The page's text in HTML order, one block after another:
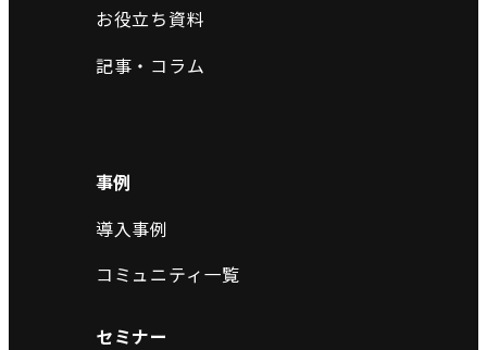
お役立ち資料
記事・コラム
事例
導入事例
コミュニティ一覧
セミナー